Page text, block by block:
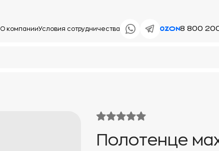
О компанииУсловия сотрудничества 8 800
Полотенце